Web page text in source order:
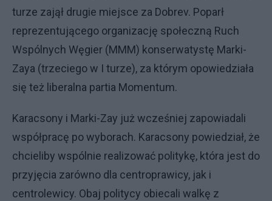
turze zajął drugie miejsce za Dobrev. Poparł
reprezentującego organizację społeczną Ruch
Wspólnych Węgier (MMM) konserwatystę Marki-
Zaya (trzeciego w I turze), za którym opowiedziała
się też liberalna partia Momentum.
Karacsony i Marki-Zay już wcześniej zapowiadali
współpracę po wyborach. Karacsony powiedział, że
chcieliby wspólnie realizować politykę, która jest do
przyjęcia zarówno dla centroprawicy, jak i
centrolewicy. Obaj politycy obiecali walkę z